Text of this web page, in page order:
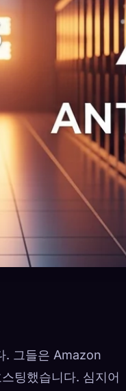
. 그들은 Amazon
팅했습니다. 심지어